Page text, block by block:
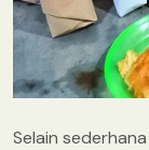
Selain